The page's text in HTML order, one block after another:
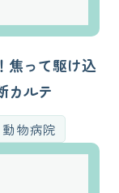
焦って駆け込
カルテ
物病院